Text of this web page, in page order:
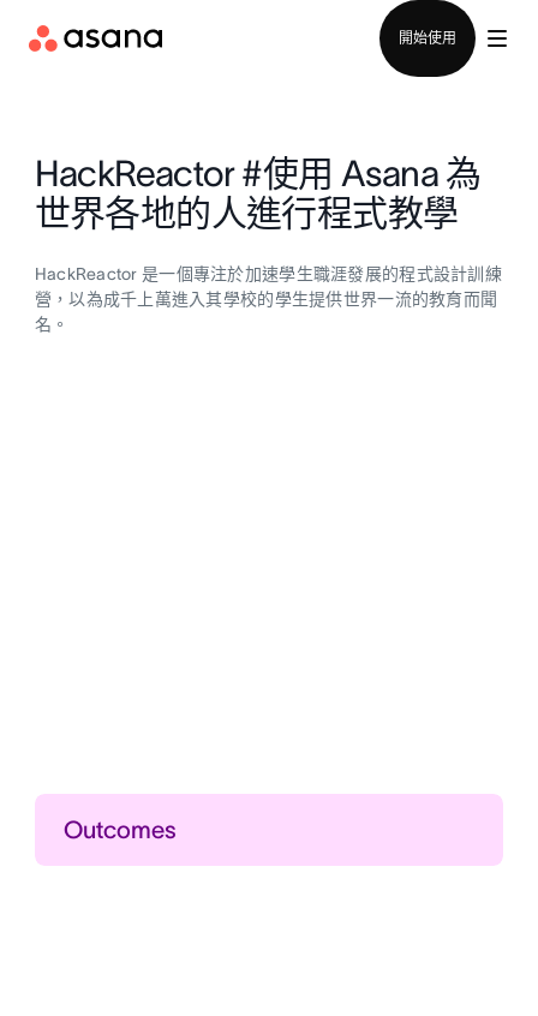
開始使用
HackReactor #使用 Asana 為
世界各地的人進行程式教學
HackReactor 是一個專注於加速學生職涯發展的程式設計訓練
營，以為成千上萬進入其學校的學生提供世界一流的教育而聞
名。
Outcomes